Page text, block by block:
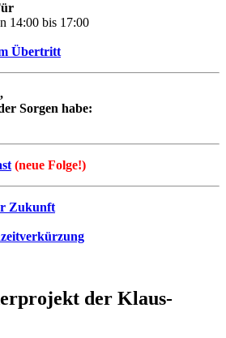
14:00 bis 17:00
Übertritt
Sorgen habe:
(neue Folge!)
Zukunft
der Klaus-